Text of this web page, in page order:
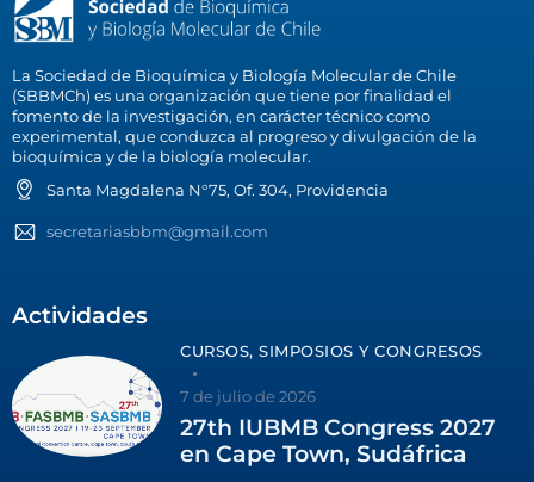
La Sociedad de Bioquímica y Biología Molecular de Chile
(SBBMCh) es una organización que tiene por finalidad el
fomento de la investigación, en carácter técnico como
experimental, que conduzca al progreso y divulgación de la
bioquímica y de la biología molecular.
Santa Magdalena N°75, Of. 304, Providencia
secretariasbbm@gmail.com
Actividades
CURSOS, SIMPOSIOS Y CONGRESOS
7 de julio de 2026
27th IUBMB Congress 2027
en Cape Town, Sudáfrica